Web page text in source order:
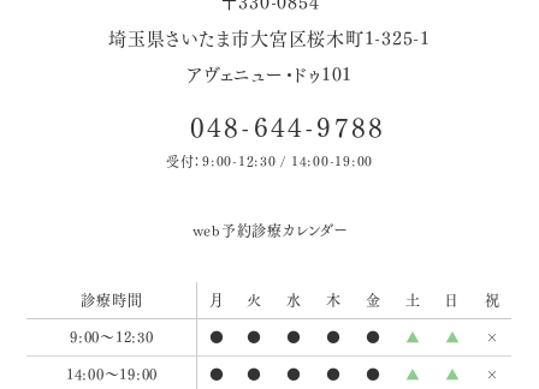
埼玉県さいたま市大宮区桜木町1-325-1
アヴェニュー・ドゥ101
048-644-9788
受付：9:00-12:30 / 14:00-19:00
web予約診療カレンダー
診療時間 月 火 水 木 金 土 日
祝
9:00～12:30
● ● ● ● ● ▲ ▲
×
14:00～19:00
● ● ● ● ● ▲ ▲ ×